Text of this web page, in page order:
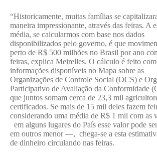
“Historicamente, muitas famílias se
maneira impressionante, através das feiras. A
média, se calcularmos com base nos dados
disponibilizados pelo governo, é que
perto de R$ 500 milhões no Brasil por ano
feiras, explica Meirelles. O cálculo é feito com
informações disponíveis no Mapa sobre as
Organizações de Controle Social (OCS) e
Participativo de Avaliação da Conformidade
que juntos somam cerca de 23,3 mil
certificados. Se mais de 15 mil deles fazem
considerando uma média de R$ 1 mil com as
em alguns lugares do País esse valor pode
em outros menor —, chega-se a esta
de dinheiro circulando nas feiras.